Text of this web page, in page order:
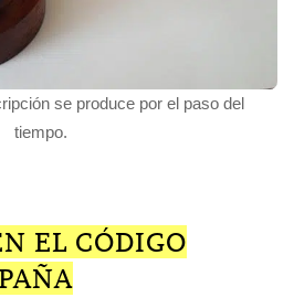
se produce por el paso del
tiempo.
EL CÓDIGO